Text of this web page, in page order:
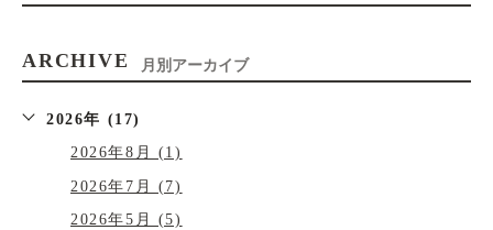
ARCHIVE 月別アーカイブ
2026年 (17)
2026年8月 (1)
2026年7月 (7)
2026年5月 (5)